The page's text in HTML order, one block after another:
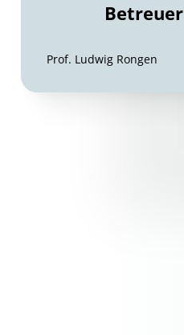
Betreuer
Prof. Ludwig Rongen